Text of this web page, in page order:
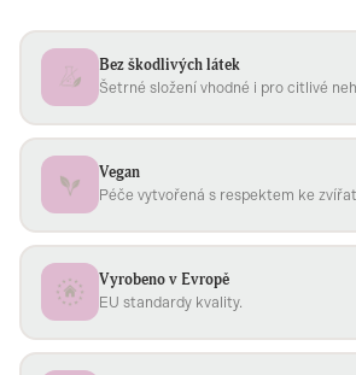
Bez škodlivých látek
Šetrné složení vhodné i pro citlivé
Vegan
Péče vytvořená s respektem ke
Vyrobeno v Evropě
EU standardy kvality.